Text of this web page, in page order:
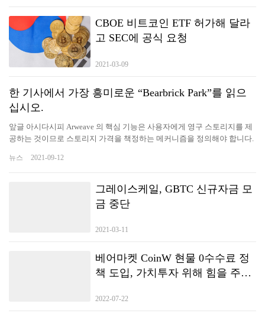
CBOE 비트코인 ETF 허가해 달라
고 SEC에 공식 요청
2021-03-09
한 기사에서 가장 흥미로운 “Bearbrick Park”를 읽으
십시오.
앞글 아시다시피 Arweave 의 핵심 기능은 사용자에게 영구 스토리지를 제
공하는 것이므로 스토리지 가격을 책정하는 메커니즘을 정의해야 합니다.
에 있다. Bearbrick Park NFT 스토리지도 확장 가능하고 영구적인 체인
을 사용합니다. 간단히 말해서, Bearbrick Park 는 DeFi+NFT 항목입니다. 주
요 업무는 NFT 를 사용자 정의하고, 상향식으로 NFT 의 새로운 패러다임
을 구축하고, 당신의 생각을 NFT 프로젝트에 통합하고, Bearbrick 과 결합
는 것입니다.수많은 NFT, GameFI 개발팀, 예술가들에게 NFT 제품을 빠르
자입니다. 전리품과 베어브릭 공원 소셜미디어네트워크서비스 비인 공
동 창업자 돔 호프만의 NFT 프로젝트’ Loot: for adventures’ 는 불과 5 일 만
에 4 천 6 백만 달러의 매출과 1 억 8 천만 달러 이상의 총 시가를 유치
에 보유자는 자유로울 수 있다 Bearbrick Park는 기존의 NFT와 다릅니다.
뉴스 2021-09-12
그레이스케일, GBTC 신규자금 모
금 중단
2021-03-11
베어마켓 CoinW 현물 0수수료 정
책 도입, 가치투자 위해 힘을 주었
2022-07-22